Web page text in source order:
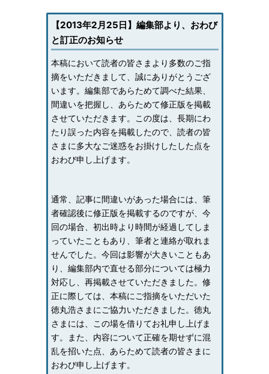
【2013年2月25日】編集部より、おわび
と訂正のお知らせ
本稿において読者の皆さまより多数のご指
摘をいただきまして、誠にありがとうござ
います。編集部であらためて調べた結果、
間違いを把握し、あらためて修正版を掲載
させていただきます。この度は、長期にわ
たり誤った内容を掲載したので、読者の皆
さまに多大なご迷惑をお掛けしたした点を
おわび申し上げます。
通常、記事に間違いがあった場合には、筆
者確認後に修正版を掲載するのですが、今
回の場合、初出時より時間が経過してしま
っていたこともあり、筆者と連絡が取れま
せんでした。今回は影響が大きいこともあ
り、編集部内で直せる部分については極力
対応し、再掲載させていただきました。修
正に際しては、本稿にご指摘をいただいた
徳丸浩さまにご協力いただきました。徳丸
さまには、この場を借りてお礼申し上げま
す。また、内容について正確を期せずに混
乱を招いた点、あらためて読者の皆さまに
おわび申し上げます。